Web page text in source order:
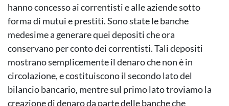
hanno concesso ai correntisti e alle aziende sotto
forma di mutui e prestiti. Sono state le banche
medesime a generare quei depositi che ora
conservano per conto dei correntisti. Tali depositi
mostrano semplicemente il denaro che non è in
circolazione, e costituiscono il secondo lato del
bilancio bancario, mentre sul primo lato troviamo la
creazione di denaro da parte delle banche che